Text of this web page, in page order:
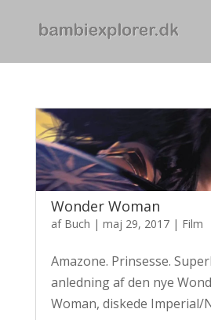
Wonder Woman
af Buch | maj 29, 2017| Film
Amazone. Prinsesse.
anledning af den nye
Woman, diskede Imperial/